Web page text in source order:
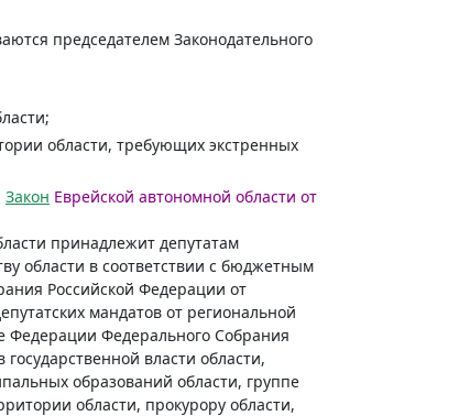
председателем Законодательного
области, требующих экстренных
Закон Еврейской автономной области от
принадлежит депутатам
области в соответствии с бюджетным
Российской Федерации от
мандатов от региональной
Федерации Федерального Собрания
власти области,
образований области, группе
области, прокурору области,